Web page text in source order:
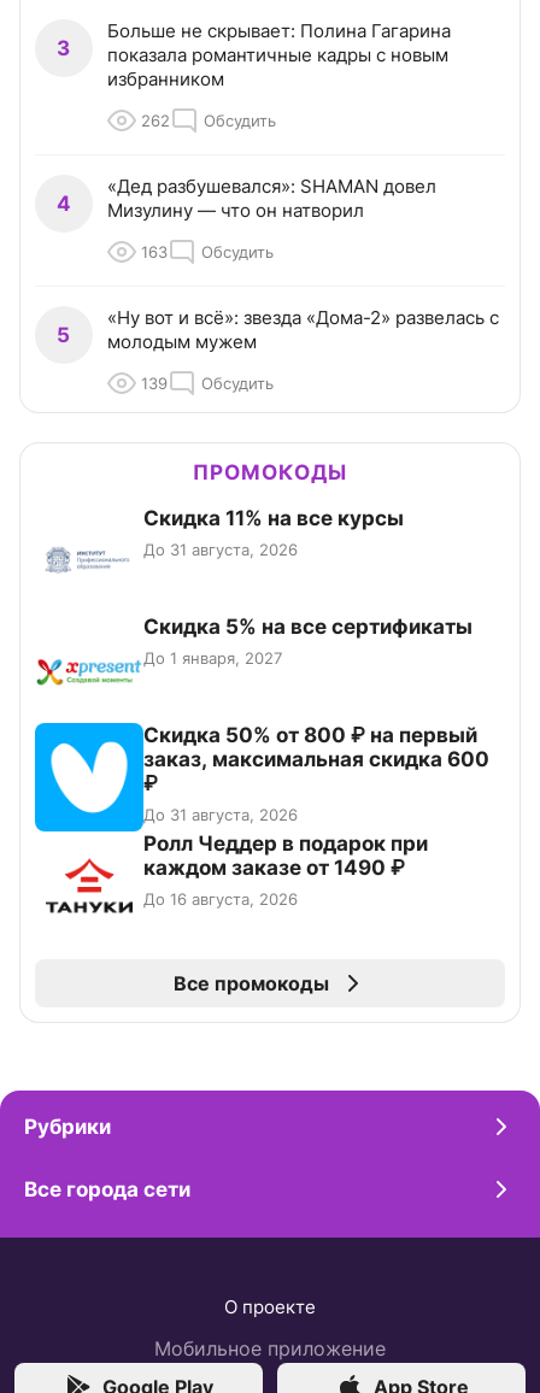
3
Больше не скрывает: Полина Гагарина
показала романтичные кадры с новым
избранником
262 Обсудить
4
«Дед разбушевался»: SHAMAN довел
Мизулину — что он натворил
163 Обсудить
5
«Ну вот и всё»: звезда «Дома-2» развелась с
молодым мужем
139 Обсудить
ПРОМОКОДЫ
Скидка 11% на все курсы
До 31 августа, 2026
Скидка 5% на все сертификаты
До 1 января, 2027
Скидка 50% от 800 ₽ на первый
заказ, максимальная скидка 600
₽
До 31 августа, 2026
Ролл Чеддер в подарок при
каждом заказе от 1490 ₽
До 16 августа, 2026
Все промокоды
Рубрики
Все города сети
О проекте
Мобильное приложение
Google Play
App Store